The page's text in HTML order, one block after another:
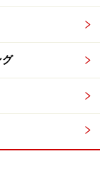
体を中から温め
グ